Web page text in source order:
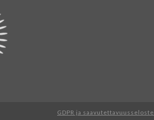
GDPR ja saavutettavuusseloste